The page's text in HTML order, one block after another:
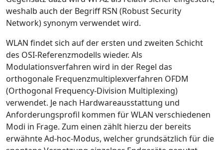
weshalb auch der Begriff RSN (Robust Security
Network) synonym verwendet wird.
WLAN findet sich auf der ersten und zweiten Schicht
des OSI-Referenzmodells wieder. Als
Modulationsverfahren wird in der Regel das
orthogonale Frequenzmultiplexverfahren OFDM
(Orthogonal Frequency-Division Multiplexing)
verwendet. Je nach Hardwareausstattung und
Anforderungsprofil kommen für WLAN verschiedenen
Modi in Frage. Zum einen zählt hierzu der bereits
erwähnte Ad-hoc-Modus, welcher grundsätzlich für die